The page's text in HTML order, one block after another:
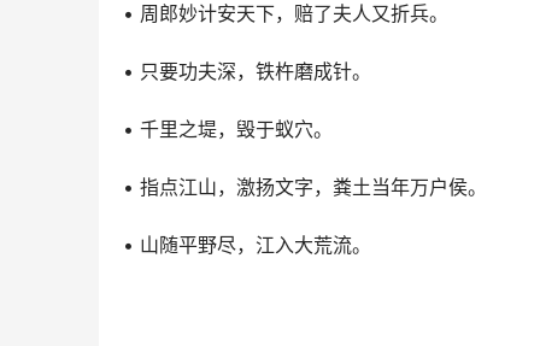
• 周郎妙计安天下，赔了夫人又折兵。
• 只要功夫深，铁杵磨成针。
• 千里之堤，毁于蚁穴。
• 指点江山，激扬文字，粪土当年万户侯。
• 山随平野尽，江入大荒流。